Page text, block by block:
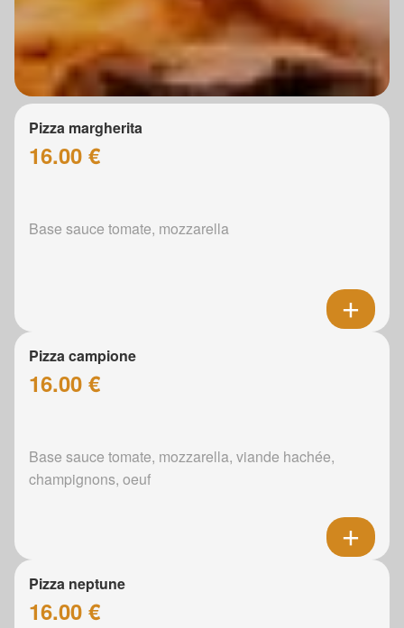
Pizza margherita
16.00 €
Base sauce tomate, mozzarella
Pizza campione
16.00 €
Base sauce tomate, mozzarella, viande hachée,
champignons, oeuf
Pizza neptune
16.00 €